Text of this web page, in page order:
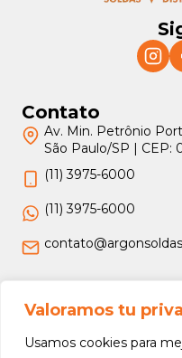
Valoramos tu
Usamos cookies para
Contato
Av. Min. Petrônio
São Paulo/SP | CEP:
(11) 3975-6000
(11) 3975-6000
Jurídico
Termos e Condições
Política de